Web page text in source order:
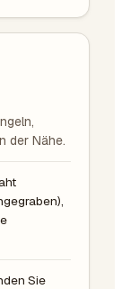
der Nähe.
Sie